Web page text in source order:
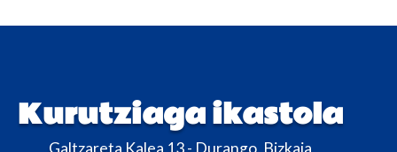
Kurutziaga ikastola
Galtzareta Kalea 13 - Durango, Bizkaia